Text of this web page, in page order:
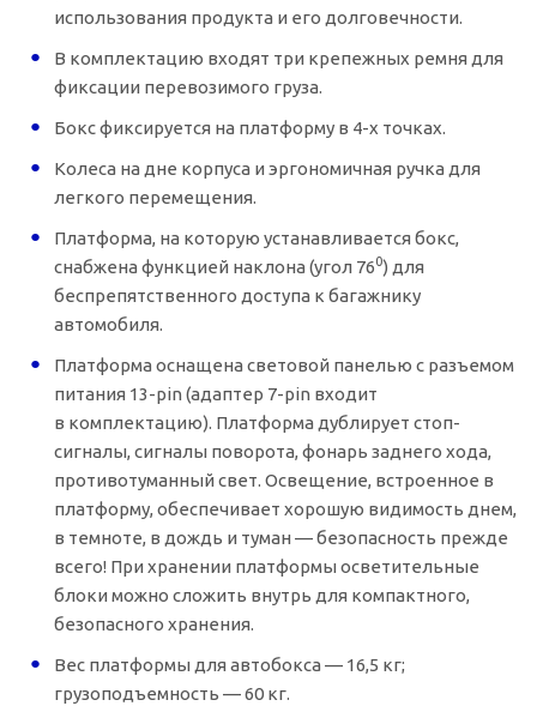
использования продукта и его долговечности.
В комплектацию входят три крепежных ремня для
фиксации перевозимого груза.
Бокс фиксируется на платформу в 4-х точках.
Колеса на дне корпуса и эргономичная ручка для
легкого перемещения.
Платформа, на которую устанавливается бокс,
снабжена функцией наклона (угол 760) для
беспрепятственного доступа к багажнику
автомобиля.
Платформа оснащена световой панелью с разъемом
питания 13-pin (адаптер 7-pin входит
в комплектацию). Платформа дублирует стоп-
сигналы, сигналы поворота, фонарь заднего хода,
противотуманный свет. Освещение, встроенное в
платформу, обеспечивает хорошую видимость днем,
в темноте, в дождь и туман — безопасность прежде
всего! При хранении платформы осветительные
блоки можно сложить внутрь для компактного,
безопасного хранения.
Вес платформы для автобокса — 16,5 кг;
грузоподъемность — 60 кг.